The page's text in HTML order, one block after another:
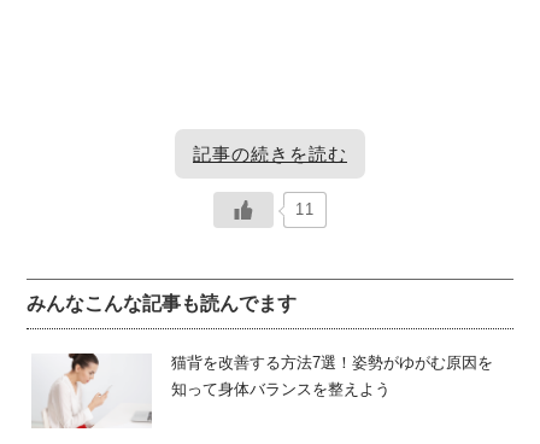
記事の続きを読む
チトレーニング
美しい背中は一日では作ることができません。美しい背中
を手に入れるためには、まず猫背を改善し背中全体の筋肉
をほぐすことが大切です。また体幹を鍛え、身体のゆがみ
といい？
背中美人は一日にではなれません。そのため気長に続けて
いくことがとても大切なのです。
仕事で首や肩が凝り固まってしまったとき、家事の合間、
11
みんなこんな記事も読んでます
猫背を改善する方法7選！姿勢がゆがむ原因を
知って身体バランスを整えよう